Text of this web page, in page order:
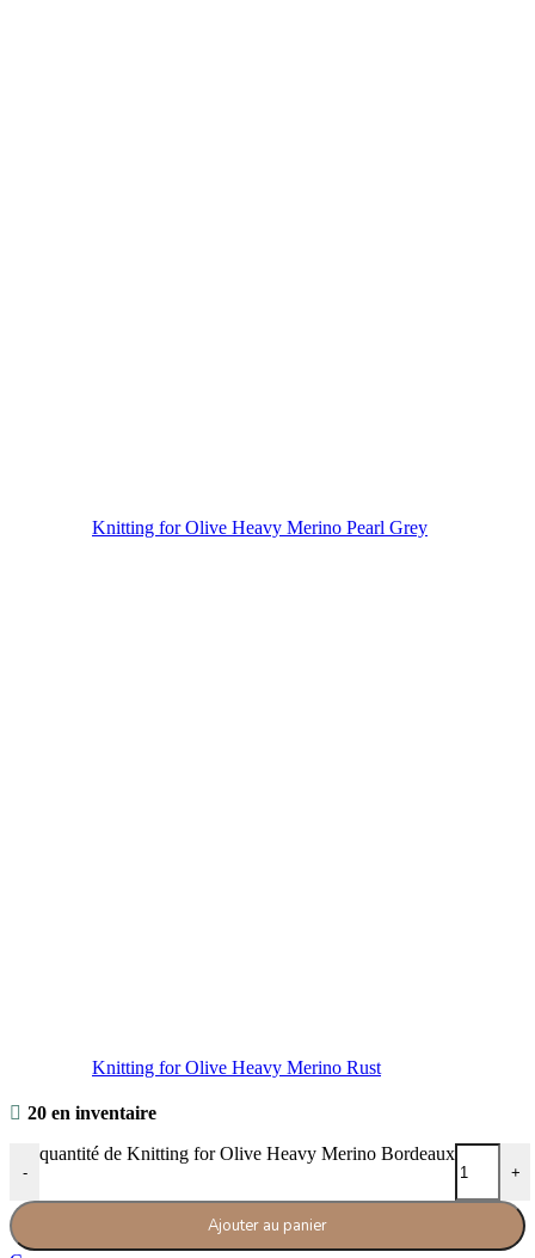
Knitting for Olive Heavy Merino Pearl Grey
Knitting for Olive Heavy Merino Rust
20 en inventaire
-
quantité de Knitting for Olive Heavy Merino Bordeaux
+
Ajouter au panier